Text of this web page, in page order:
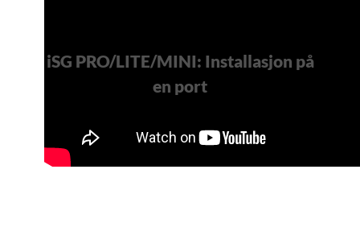
iSG PRO/LITE/MINI: Installasjon på
en port